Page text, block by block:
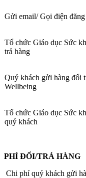
Gửi email/ Gọi điện
Tổ chức Giáo dục Sức
trả hàng
Quý khách gửi hàng đổi
Wellbeing
Tổ chức Giáo dục Sức
quý khách
PHÍ ĐỔI/TRẢ HÀNG
Chi phí quý khách gửi